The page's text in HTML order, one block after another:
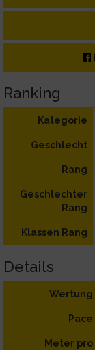
Ranking
Kategorie
Geschlecht
Rang
Geschlechter
Rang
Klassen Rang
Details
Wertung
Pace
Meter pro